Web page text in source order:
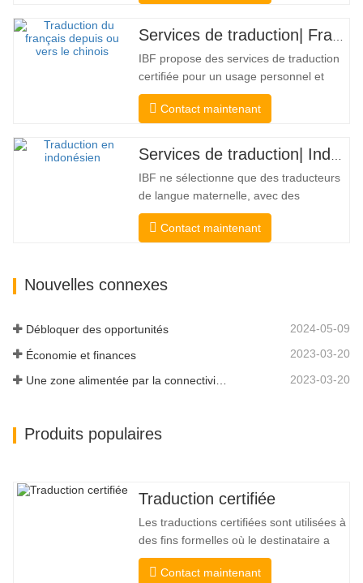
collèges, aux tribunaux et à plusieurs
gouvernements municipaux, étatiques et
fédéraux, ce type de…
IBF propose des services de traduction
certifiée pour un usage personnel et
officiel par les universités, les tribunaux
et de nombreux gouvernements locaux.
traducteurs de langue maternelle ayant
des qualifications professionnelles et
académiques éprouvées. Avant…
Contact maintenant
IBF ne sélectionne que des traducteurs
de langue maternelle, avec des
références professionnelles et
académiques éprouvées. Avant d'obtenir
mesurons en permanence leurs
Contact maintenant
Nouvelles connexes
Débloquer des opportunités 2024-05-09
Économie et finances 2023-03-20
2023-03-20
Produits populaires
Traduction certifiée
Les traductions certifiées sont utilisées à
des fins formelles où le destinataire a
besoin d'une confirmation pour
confirmer l'exactitude et l'exhaustivité de
Contact maintenant